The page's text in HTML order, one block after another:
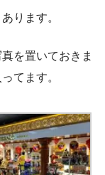
ります。
を置いておきま
てます。